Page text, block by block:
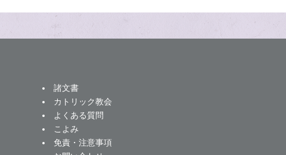
諸文書
カトリック教会
よくある質問
こよみ
免責・注意事項